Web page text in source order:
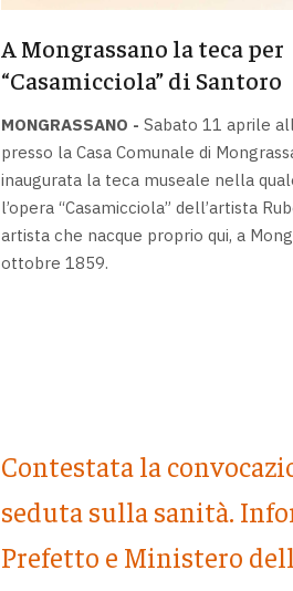
A Mongrassano la teca per
“Casamicciola” di Santoro
MONGRASSANO - Sabato 11 aprile
presso la Casa Comunale di
inaugurata la teca museale nella
l’opera “Casamicciola” dell’artista
artista che nacque proprio qui, a
ottobre 1859.
Contestata la
seduta sulla sanità.
Prefetto e Ministero